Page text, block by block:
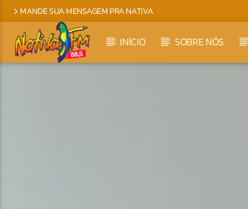
MANDE SUA MENSAGEM PRA NATIVA
INÍCIO SOBRE NÓS